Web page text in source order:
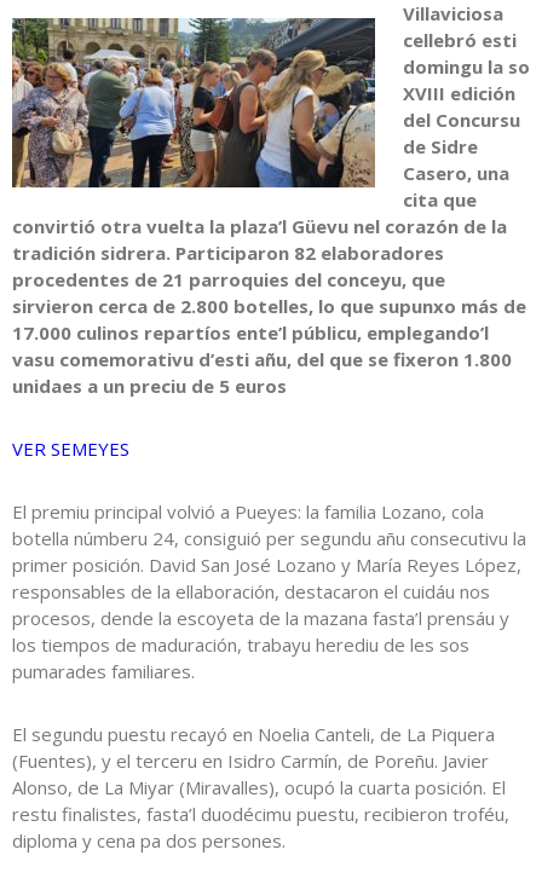
Villaviciosa
cellebró esti
domingu la so
XVIII edición
del Concursu
de Sidre
Casero, una
cita que
convirtió otra vuelta la plaza’l Güevu nel corazón de la
tradición sidrera. Participaron 82 elaboradores
procedentes de 21 parroquies del conceyu, que
sirvieron cerca de 2.800 botelles, lo que supunxo más de
17.000 culinos repartíos ente’l públicu, emplegando’l
vasu comemorativu d’esti añu, del que se fixeron 1.800
unidaes a un preciu de 5 euros
VER SEMEYES
El premiu principal volvió a Pueyes: la familia Lozano, cola
botella númberu 24, consiguió per segundu añu consecutivu la
primer posición. David San José Lozano y María Reyes López,
responsables de la ellaboración, destacaron el cuidáu nos
procesos, dende la escoyeta de la mazana fasta’l prensáu y
los tiempos de maduración, trabayu herediu de les sos
pumarades familiares.
El segundu puestu recayó en Noelia Canteli, de La Piquera
(Fuentes), y el terceru en Isidro Carmín, de Poreñu. Javier
Alonso, de La Miyar (Miravalles), ocupó la cuarta posición. El
restu finalistes, fasta’l duodécimu puestu, recibieron troféu,
diploma y cena pa dos persones.